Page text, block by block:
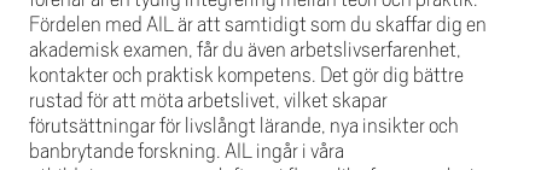
Fördelen med AIL är att samtidigt som du skaffar dig en
akademisk examen, får du även arbetslivserfarenhet,
kontakter och praktisk kompetens. Det gör dig bättre
rustad för att möta arbetslivet, vilket skapar
förutsättningar för livslångt lärande, nya insikter och
banbrytande forskning. AIL ingår i våra